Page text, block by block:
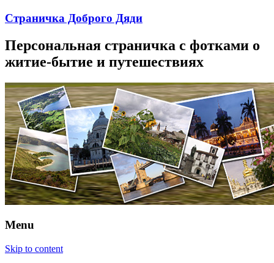
Страничка Доброго Дяди
Персональная страничка с фотками о
житие-бытие и путешествиях
Menu
Skip to content